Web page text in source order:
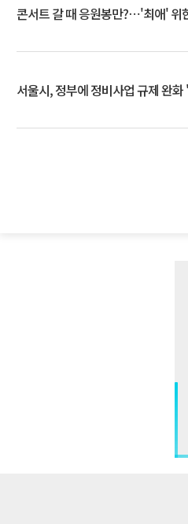
콘서트 갈 때 응원봉만?⋯'최애' 위
서울시, 정부에 정비사업 규제 완